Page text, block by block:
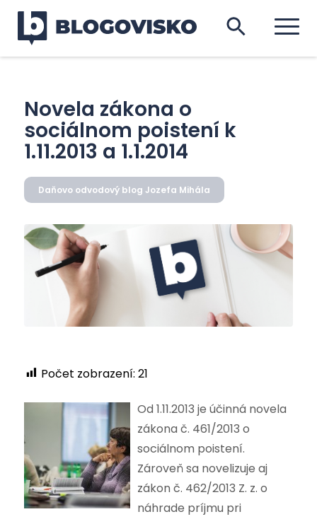
Novela zákona o
sociálnom poistení k
1.11.2013 a 1.1.2014
Daňovo odvodový blog Jozefa Mihála
Počet zobrazení: 21
Od 1.11.2013 je účinná novela
zákona č. 461/2013 o
sociálnom poistení.
Zároveň sa novelizuje aj
zákon č. 462/2013 Z. z. o
náhrade príjmu pri